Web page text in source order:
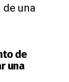
una
de
una